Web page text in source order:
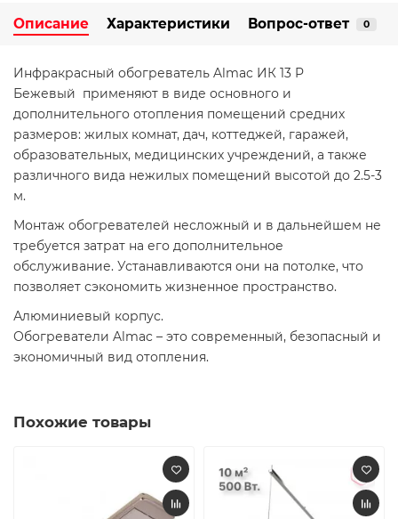
Описание Характеристики Вопрос-ответ 0
Инфракрасный обогреватель Almac ИК 13 P
Бежевый применяют в виде основного и
дополнительного отопления помещений средних
размеров: жилых комнат, дач, коттеджей, гаражей,
образовательных, медицинских учреждений, а также
различного вида нежилых помещений высотой до 2.5-3
м.
Монтаж обогревателей несложный и в дальнейшем не
требуется затрат на его дополнительное
обслуживание. Устанавливаются они на потолке, что
позволяет сэкономить жизненное пространство.
Алюминиевый корпус.
Обогреватели Almac – это современный, безопасный и
экономичный вид отопления.
Похожие товары